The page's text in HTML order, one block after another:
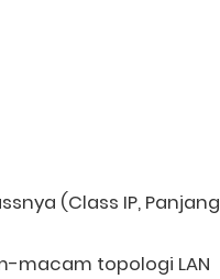
(Class IP, Panjang
macam topologi LAN